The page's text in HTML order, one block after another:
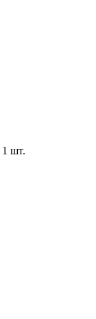
1 шт.